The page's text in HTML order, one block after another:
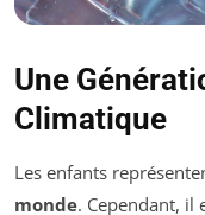
Une
Climatique
Les enfants
monde. Cependant, il